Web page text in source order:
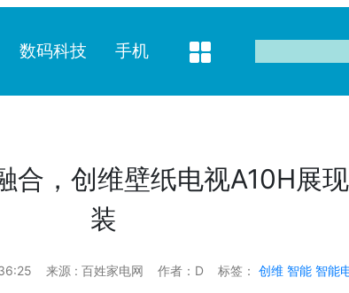
数码科技 手机
合，创维壁纸电视A10H展
装
来源 : 百姓家电网 作者：D 标签： 创维 智能 智能